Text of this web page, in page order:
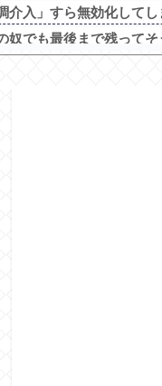
介入」すら無効化してし
奴でも最後まで残って